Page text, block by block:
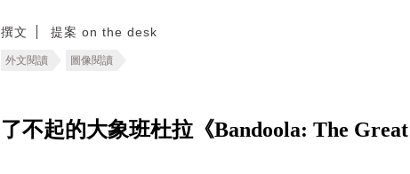
撰文 提案 on the desk
外文閱讀 圖像閱讀
了不起的大象班杜拉《Bandoola: The Great